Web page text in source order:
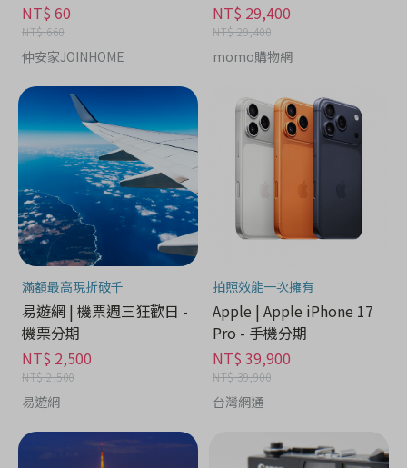
NT$ 60
NT$ 660
仲安家JOINHOME
NT$ 29,400
NT$ 29,400
momo購物網
滿額最高現折破千
易遊網 | 機票週三狂歡日 -
機票分期
NT$ 2,500
NT$ 2,500
易遊網
拍照效能一次擁有
Apple | Apple iPhone 17
Pro - 手機分期
NT$ 39,900
NT$ 39,900
台灣網通